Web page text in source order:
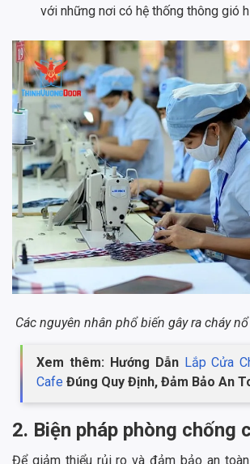
với những nơi có hệ thống thông gió
Các nguyên nhân phổ biến gây ra cháy
Xem thêm: Hướng Dẫn Lắp Cửa
Cafe Đúng Quy Định, Đảm Bảo An
2. Biện pháp phòng chống
Để giảm thiểu rủi ro và đảm bảo an toàn